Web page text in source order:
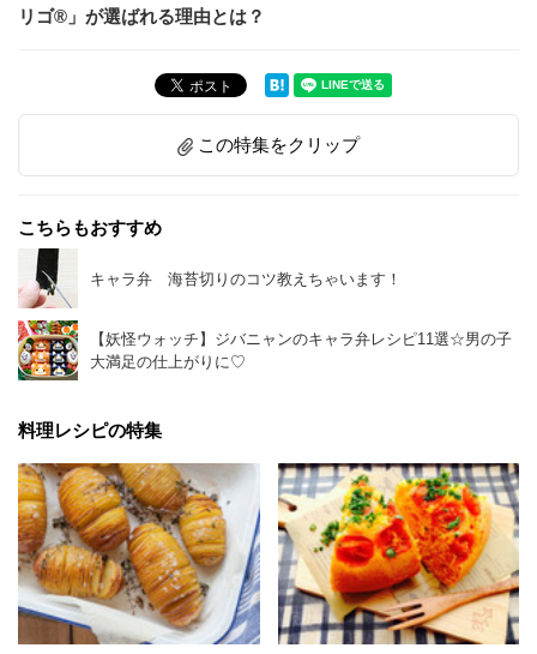
リゴ®」が選ばれる理由とは？
この特集をクリップ
こちらもおすすめ
キャラ弁 海苔切りのコツ教えちゃいます！
【妖怪ウォッチ】ジバニャンのキャラ弁レシピ11選☆男の子
大満足の仕上がりに♡
料理レシピの特集